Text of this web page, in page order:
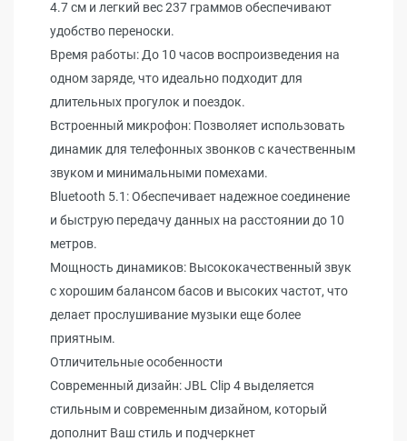
4.7 см и легкий вес 237 граммов обеспечивают
удобство переноски.
Время работы: До 10 часов воспроизведения на
одном заряде, что идеально подходит для
длительных прогулок и поездок.
Встроенный микрофон: Позволяет использовать
динамик для телефонных звонков с качественным
звуком и минимальными помехами.
Bluetooth 5.1: Обеспечивает надежное соединение
и быструю передачу данных на расстоянии до 10
метров.
Мощность динамиков: Высококачественный звук
с хорошим балансом басов и высоких частот, что
делает прослушивание музыки еще более
приятным.
Отличительные особенности
Современный дизайн: JBL Clip 4 выделяется
стильным и современным дизайном, который
дополнит Ваш стиль и подчеркнет